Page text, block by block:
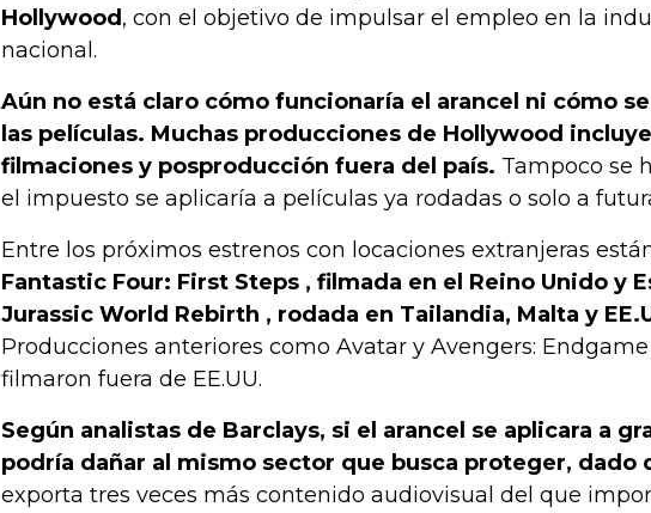
Hollywood , con el objetivo de impulsar el empleo en la
nacional.
Aún no está claro cómo funcionaría el arancel ni cómo
las películas. Muchas producciones de Hollywood
filmaciones y posproducción fuera del país. Tampoco se
el impuesto se aplicaría a películas ya rodadas o solo a
Entre los próximos estrenos con locaciones extranjeras
Fantastic Four: First Steps , filmada en el Reino Unido y
Jurassic World Rebirth , rodada en Tailandia, Malta y
Producciones anteriores como Avatar y Avengers:
filmaron fuera de EE.UU.
Según analistas de Barclays, si el arancel se aplicara a
podría dañar al mismo sector que busca proteger, dado
exporta tres veces más contenido audiovisual del que